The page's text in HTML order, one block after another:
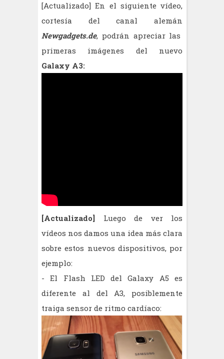
[Actualizado] En el siguiente vídeo,
cortesía del canal alemán
Newgadgets.de, podrán apreciar las
primeras imágenes del nuevo
Galaxy A3:
[Actualizado] Luego de ver los
vídeos nos damos una idea más clara
sobre estos nuevos dispositivos, por
ejemplo:
- El Flash LED del Galaxy A5 es
diferente al del A3, posiblemente
traiga sensor de ritmo cardíaco: